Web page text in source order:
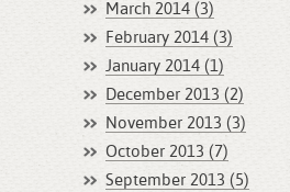
March 2014 (3)
February 2014 (3)
January 2014 (1)
December 2013 (2)
November 2013 (3)
October 2013 (7)
September 2013 (5)